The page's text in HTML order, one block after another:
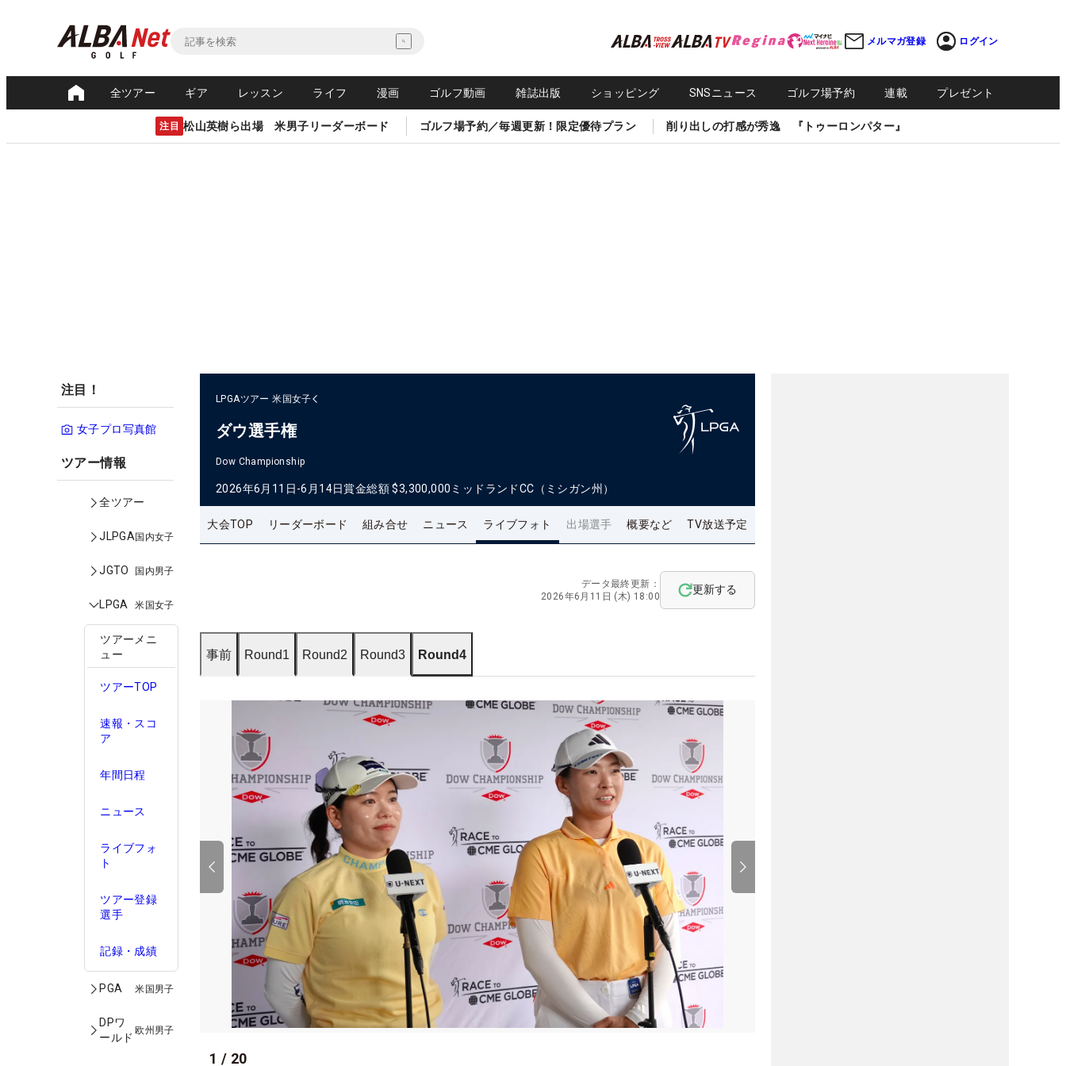
メルマガ登録 ログイン
全ツアー ギア レッスン ライフ 漫画 ゴルフ動画 雑誌出版 ショッピング SNSニュース ゴルフ場予約 連載 プレゼント
注目 松山英樹ら出場 米男子リーダーボード ゴルフ場予約／毎週更新！限定優待プラン 削り出しの打感が秀逸 『トゥーロンパター』
注目！
女子プロ写真館
ツアー情報
全ツアー
JLPGA国内女子
JGTO 国内男子
LPGA 米国女子
ツアーメニ
ュー
ツアーTOP
速報・スコ
ア
年間日程
ニュース
ライブフォ
ト
ツアー登録
選手
記録・成績
PGA 米国男子
DPワ
ールド
欧州男子
LPGAツアー 米国女子
ダウ選手権
Dow Championship
2026年6月11日-6月14日賞金総額 $3,300,000 ミッドランドCC（ミシガン州）
大会TOP リーダーボード 組み合せ ニュース ライブフォト 出場選手 概要など TV放送予定
データ最終更新：
2026年6月11日 (木) 18:00
更新する
事前 Round1 Round2 Round3 Round4
1 / 20